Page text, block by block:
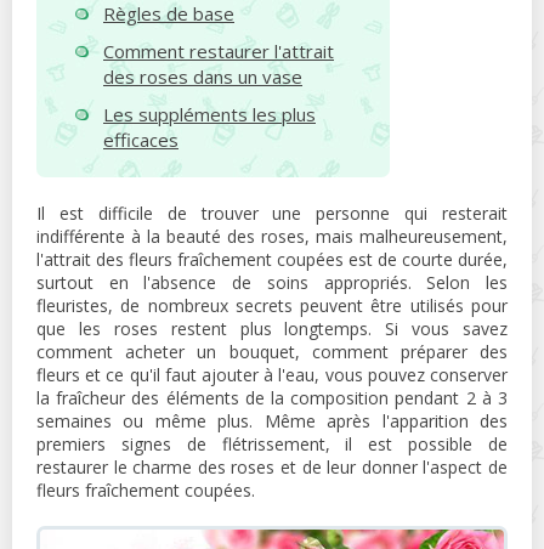
Règles de base
Comment restaurer l'attrait
des roses dans un vase
Les suppléments les plus
efficaces
Il est difficile de trouver une personne qui resterait
indifférente à la beauté des roses, mais malheureusement,
l'attrait des fleurs fraîchement coupées est de courte durée,
surtout en l'absence de soins appropriés. Selon les
fleuristes, de nombreux secrets peuvent être utilisés pour
que les roses restent plus longtemps. Si vous savez
comment acheter un bouquet, comment préparer des
fleurs et ce qu'il faut ajouter à l'eau, vous pouvez conserver
la fraîcheur des éléments de la composition pendant 2 à 3
semaines ou même plus. Même après l'apparition des
premiers signes de flétrissement, il est possible de
restaurer le charme des roses et de leur donner l'aspect de
fleurs fraîchement coupées.